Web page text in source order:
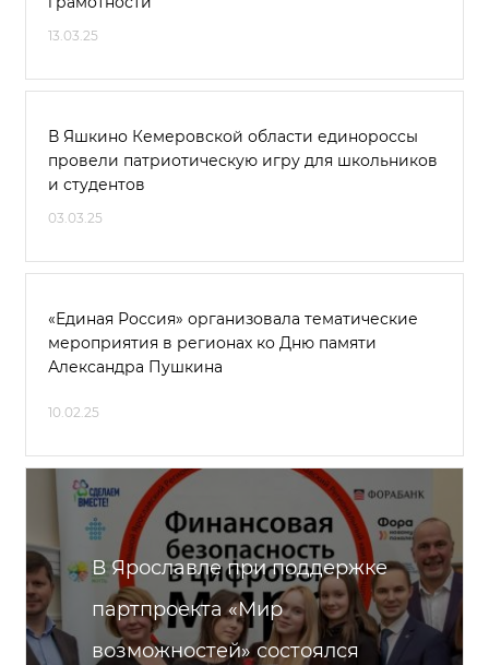
13.03.25
В Яшкино Кемеровской области единороссы
провели патриотическую игру для школьников
и студентов
03.03.25
«Единая Россия» организовала тематические
мероприятия в регионах ко Дню памяти
Александра Пушкина
10.02.25
В Ярославле при поддержке
партпроекта «Мир
возможностей» состоялся